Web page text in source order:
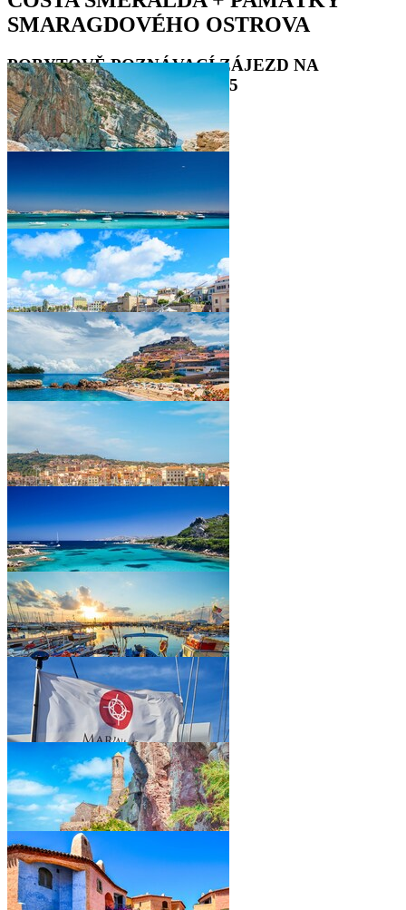
SMARAGDOVÉHO OSTROVA
POBYTOVĚ POZNÁVACÍ ZÁJEZD NA
SARDINII, DOVOLENÁ 2025
••••••••••